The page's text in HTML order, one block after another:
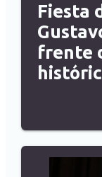
Fiesta
frente